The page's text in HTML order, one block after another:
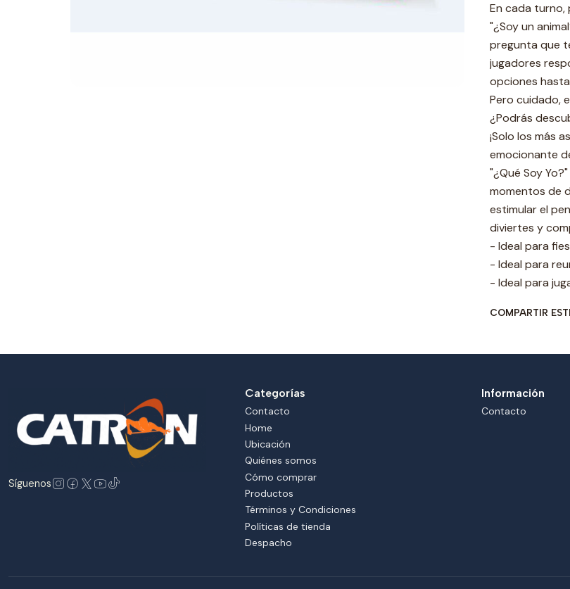
En cada turno,
"¿Soy un
pregunta que
jugadores
opciones
Pero cuidado,
¿Podrás
¡Solo los más
emocionante
"¿Qué Soy
momentos de
estimular el
diviertes y
- Ideal para
- Ideal para
- Ideal para
COMPARTIR
Síguenos
Categorías
Contacto
Home
Ubicación
Quiénes somos
Cómo comprar
Productos
Términos y Condiciones
Políticas de tienda
Despacho
Información
Contacto